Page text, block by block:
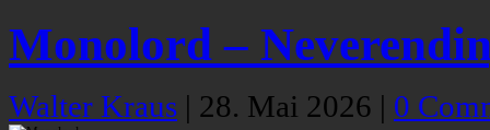
Monolord –
Walter Kraus | 28. Mai 2026 | 0